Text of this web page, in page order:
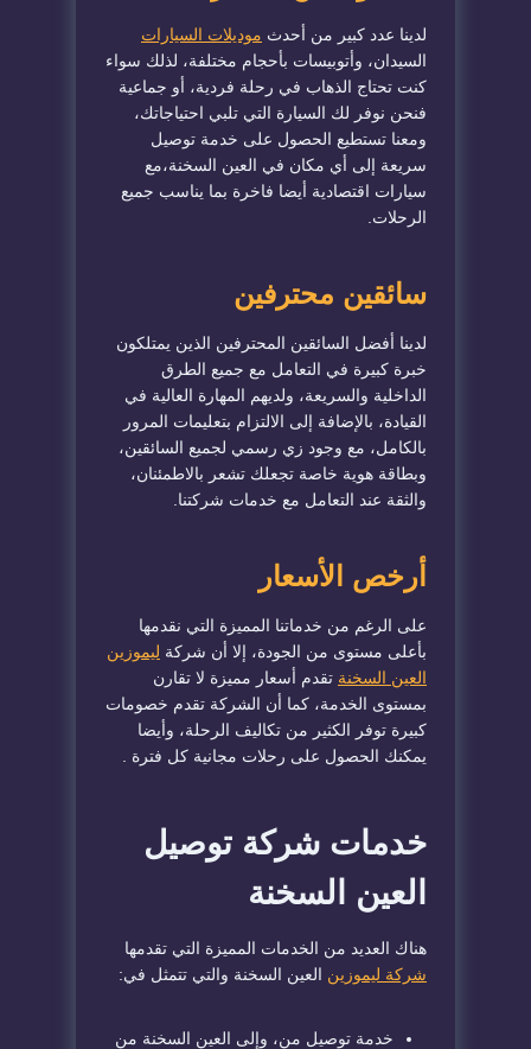
لدينا عدد كبير من أحدث موديلات السيارات
السيدان، وأتوبيسات بأحجام مختلفة، لذلك سواء
كنت تحتاج الذهاب في رحلة فردية، أو جماعية
فنحن نوفر لك السيارة التي تلبي احتياجاتك،
ومعنا تستطيع الحصول على خدمة توصيل
سريعة إلى أي مكان في العين السخنة،مع
سيارات اقتصادية أيضا فاخرة بما يناسب جميع
الرحلات.
سائقين محترفين
لدينا أفضل السائقين المحترفين الذين يمتلكون
خبرة كبيرة في التعامل مع جميع الطرق
الداخلية والسريعة، ولديهم المهارة العالية في
القيادة، بالإضافة إلى الالتزام بتعليمات المرور
بالكامل، مع وجود زي رسمي لجميع السائقين،
وبطاقة هوية خاصة تجعلك تشعر بالاطمئنان،
والثقة عند التعامل مع خدمات شركتنا.
أرخص الأسعار
على الرغم من خدماتنا المميزة التي نقدمها
بأعلى مستوى من الجودة، إلا أن شركة ليموزين
العين السخنة تقدم أسعار مميزة لا تقارن
بمستوى الخدمة، كما أن الشركة تقدم خصومات
كبيرة توفر الكثير من تكاليف الرحلة، وأيضا
يمكنك الحصول على رحلات مجانية كل فترة .
خدمات شركة توصيل
العين السخنة
هناك العديد من الخدمات المميزة التي تقدمها
شركة ليموزين العين السخنة والتي تتمثل في:
خدمة توصيل من، وإلى العين السخنة من